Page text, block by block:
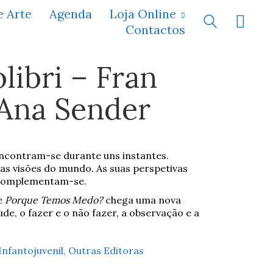
Arte Agenda
Loja Online
Contactos
– Fran
Sender
se durante uns instantes.
visões do mundo. As suas perspetivas
se.
Porque Temos Medo?chega uma nova
o fazer e o não fazer, a observação e a
, Outras Editoras